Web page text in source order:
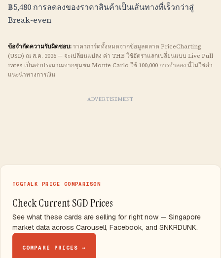
฿5,480 การลดลงของราคาสินค้าเป็นเส้นทางที่เร็วกว่าสู่
Break-even
ข้อจำกัดความรับผิดชอบ: ราคาการ์ดทั้งหมดจากข้อมูลตลาด PriceCharting
(USD) ณ ส.ค. 2026 — จะเปลี่ยนแปลง ค่า THB ใช้อัตราแลกเปลี่ยนแบบ Live Pull
rates เป็นค่าประมาณจากชุมชน Monte Carlo ใช้ 100,000 การจำลอง นี่ไม่ใช่คำ
แนะนำทางการเงิน
ADVERTISEMENT
TCGTALK PRICE COMPARISON
Check Current SGD Prices
See what these cards are selling for right now — Singapore
market data across Carousell, Facebook, and SNKRDUNK.
COMPARE PRICES →